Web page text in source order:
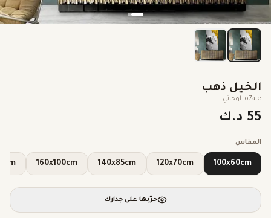
الخيل ذهب
lo7ate لوحاتي
55 د.ك
المقاس
100x60cm
120x70cm
140x85cm
160x100cm
جرّبها على جدارك